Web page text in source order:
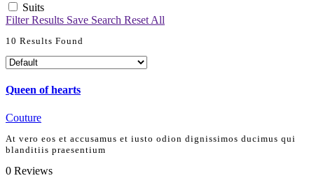
Suits
Filter Results Save Search Reset All
10 Results Found
Queen of hearts
Couture
At vero eos et accusamus et iusto odion dignissimos ducimus qui
blanditiis praesentium
0 Reviews